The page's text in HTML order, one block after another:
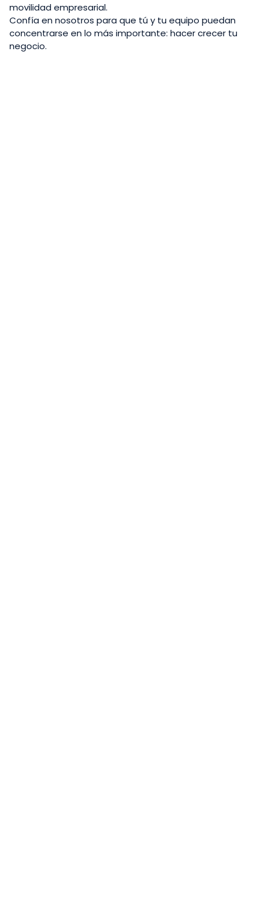
movilidad empresarial.
Confía en nosotros para que tú y tu equipo puedan
concentrarse en lo más importante: hacer crecer tu
negocio.